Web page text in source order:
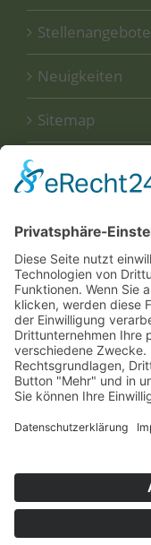
Stellenangebote
Neuigkeiten
Sitemap
Disclaimer
UNSEREZERTIFIKATE